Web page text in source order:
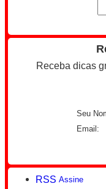
Receba dicas
Seu
Email:
RSS Assine